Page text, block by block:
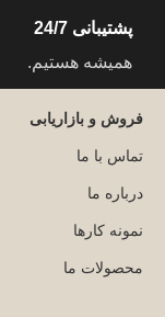
پشتیبانی 24/7
همیشه هستیم.
فروش و بازاریابی
تماس با ما
درباره ما
نمونه کارها
محصولات ما